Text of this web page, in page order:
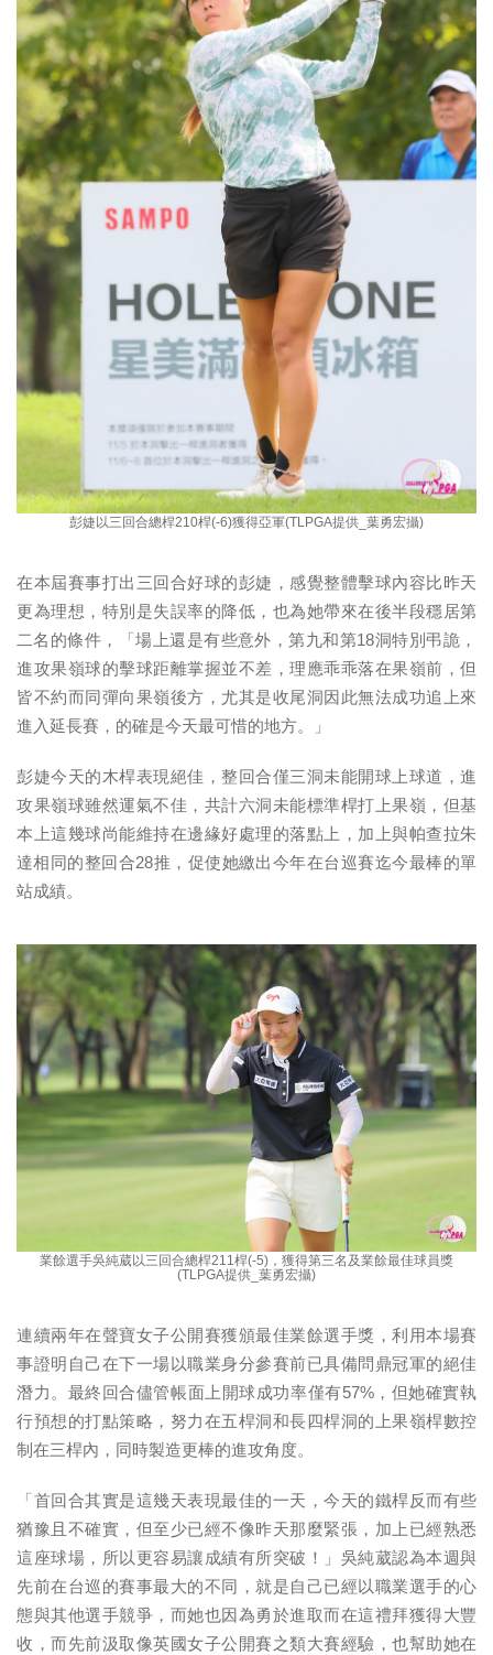
彭婕以三回合總桿210桿(-6)獲得亞軍(TLPGA提供_葉勇宏攝)
在本屆賽事打出三回合好球的彭婕，感覺整體擊球內容比昨天
更為理想，特別是失誤率的降低，也為她帶來在後半段穩居第
二名的條件，「場上還是有些意外，第九和第18洞特別弔詭，
進攻果嶺球的擊球距離掌握並不差，理應乖乖落在果嶺前，但
皆不約而同彈向果嶺後方，尤其是收尾洞因此無法成功追上來
進入延長賽，的確是今天最可惜的地方。」
彭婕今天的木桿表現絕佳，整回合僅三洞未能開球上球道，進
攻果嶺球雖然運氣不佳，共計六洞未能標準桿打上果嶺，但基
本上這幾球尚能維持在邊緣好處理的落點上，加上與帕查拉朱
達相同的整回合28推，促使她繳出今年在台巡賽迄今最棒的單
站成績。
業餘選手吳純葳以三回合總桿211桿(-5)，獲得第三名及業餘最佳球員獎
(TLPGA提供_葉勇宏攝)
連續兩年在聲寶女子公開賽獲頒最佳業餘選手獎，利用本場賽
事證明自己在下一場以職業身分參賽前已具備問鼎冠軍的絕佳
潛力。最終回合儘管帳面上開球成功率僅有57%，但她確實執
行預想的打點策略，努力在五桿洞和長四桿洞的上果嶺桿數控
制在三桿內，同時製造更棒的進攻角度。
「首回合其實是這幾天表現最佳的一天，今天的鐵桿反而有些
猶豫且不確實，但至少已經不像昨天那麼緊張，加上已經熟悉
這座球場，所以更容易讓成績有所突破！」吳純葳認為本週與
先前在台巡的賽事最大的不同，就是自己已經以職業選手的心
態與其他選手競爭，而她也因為勇於進取而在這禮拜獲得大豐
收，而先前汲取像英國女子公開賽之類大賽經驗，也幫助她在